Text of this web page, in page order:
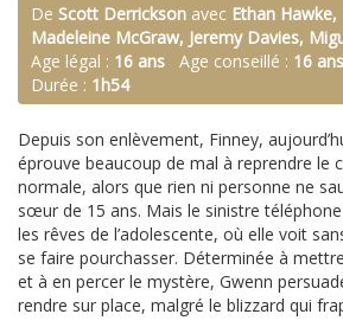
De Scott Derrickson avec Ethan
Madeleine McGraw, Jeremy Davies,
Age légal : 16 ans Age conseillé : 16 ans
Durée : 1h54
Depuis son enlèvement, Finney,
éprouve beaucoup de mal à reprendre le
normale, alors que rien ni personne ne
sœur de 15 ans. Mais le sinistre
les rêves de l’adolescente, où elle voit
se faire pourchasser. Déterminée à
et à en percer le mystère, Gwenn
rendre sur place, malgré le blizzard qui